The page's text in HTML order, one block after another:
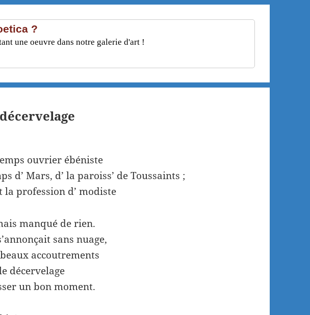
?
une oeuvre dans notre galerie d'art !
ouvrier ébéniste
d’ Mars, d’ la paroiss’ de Toussaints ;
la profession d’ modiste
manqué de rien.
sans nuage,
accoutrements
décervelage
un bon moment.